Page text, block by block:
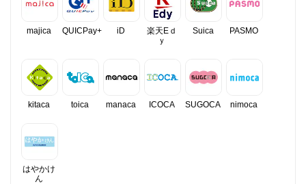
majica QUICPay+ iD
楽天Eｄ
ｙ
Suica PASMO
kitaca toica manaca ICOCA SUGOCA nimoca
はやかけ
ん